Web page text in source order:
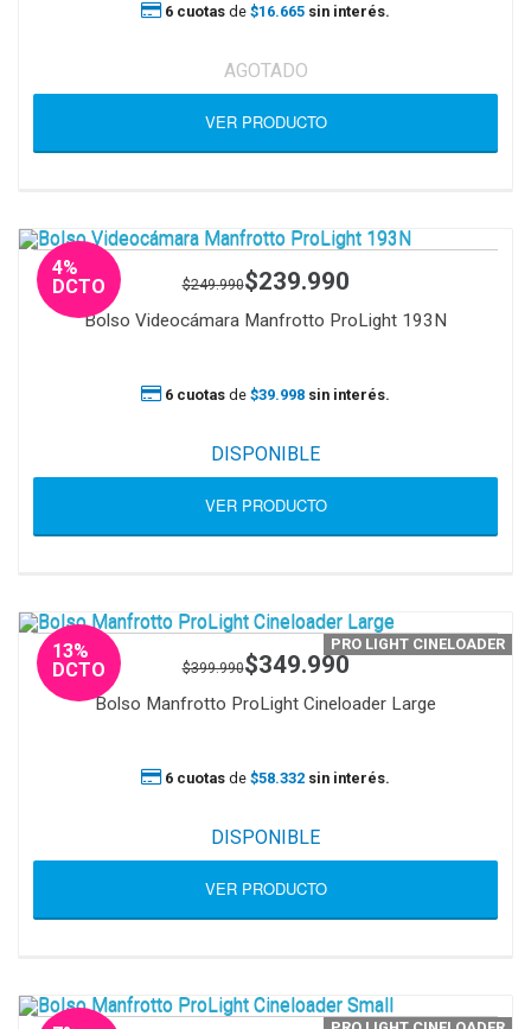
6 cuotas de $16.665 sin interés.
AGOTADO
VER PRODUCTO
4%
DCTO
$249.990$239.990
Bolso Videocámara Manfrotto ProLight 193N
6 cuotas de $39.998 sin interés.
DISPONIBLE
VER PRODUCTO
13%
DCTO
$399.990$349.990
Bolso Manfrotto ProLight Cineloader Large
PRO LIGHT CINELOADER
6 cuotas de $58.332 sin interés.
DISPONIBLE
VER PRODUCTO